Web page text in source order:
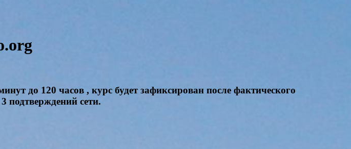
до 120 часов , курс будет зафиксирован после фактического
подтверждений сети.